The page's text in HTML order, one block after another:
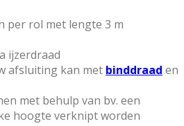
per rol met lengte 3 m
ijzerdraad
afsluiting kan met binddraad en
met behulp van bv. een
hoogte verknipt worden